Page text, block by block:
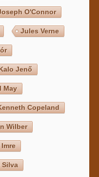
O'Connor
Jules Verne
Jenő
May
Copeland
Wilber
Silva